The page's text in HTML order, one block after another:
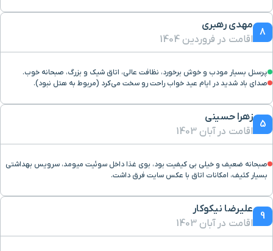
موزه آیینه و روشنایی ۵۳ دقیقه با خودرو (۵۶ کیلومتر و ۴۷۶ متر)
قاسم آباد ۵۴ دقیقه با خودرو (۵۶ کیلومتر و ۹۵۱ متر)
خیابان پروفسور حسابی
بیمارستان شهدای کارگر ۵۵ دقیقه با خودرو (۵۷ کیلومتر و ۷۲۶ متر)
رستوران سزار ۵۵ دقیقه با خودرو (۵۸ کیلومتر و ۱۸۶ متر)
پارک کوهستان
8
مهدی رهبری
اقامت در فروردین 1404
پرسنل بسیار مودب و خوش برخورد، نظافت عالی، اتاق شیک و بزرگ، صبحانه خوب.
صدای باد شدید در ایام عید خواب راحت رو سخت می‌کرد (مربوط به هتل نبود).
5
زهرا حسینی
اقامت در آبان 1403
صبحانه ضعیف و خیلی بی کیفیت بود، بوی غذا داخل سوئیت میومد، سرویس بهداشتی
بسیار کثیف، امکانات اتاق با عکس سایت فرق داشت.
9
علیرضا نیکوکار
اقامت در آبان 1403